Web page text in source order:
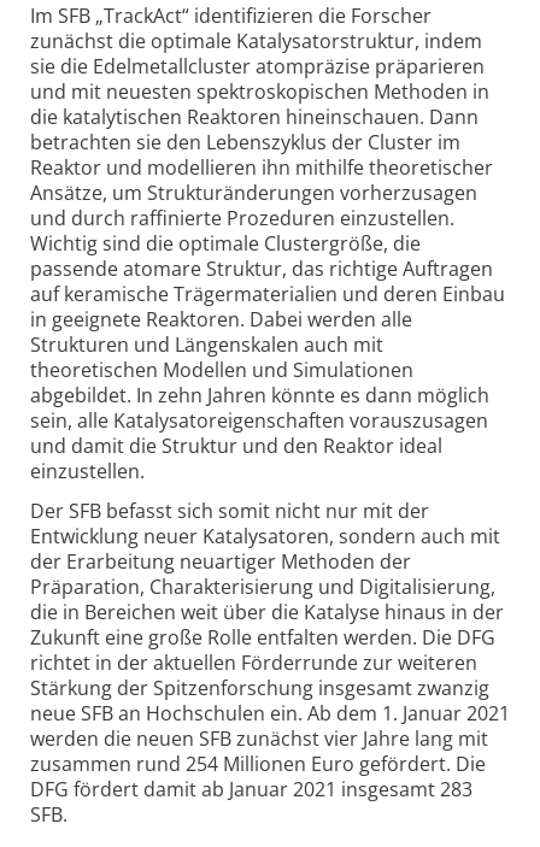
Im SFB „TrackAct“ identi­fizieren die Forscher
zunächst die optimale Katalysator­struktur, indem
sie die Edelmetall­cluster atompräzise präparieren
und mit neuesten spektro­skopischen Methoden in
die katalytischen Reaktoren hineinschauen. Dann
betrachten sie den Lebenszyklus der Cluster im
Reaktor und modellieren ihn mithilfe theoretischer
Ansätze, um Struktur­änderungen vorherzusagen
und durch raffinierte Prozeduren einzustellen.
Wichtig sind die optimale Clustergröße, die
passende atomare Struktur, das richtige Auftragen
auf keramische Träger­materialien und deren Einbau
in geeignete Reaktoren. Dabei werden alle
Strukturen und Längenskalen auch mit
theoretischen Modellen und Simulationen
abgebildet. In zehn Jahren könnte es dann möglich
sein, alle Katalysator­eigenschaften vorauszusagen
und damit die Struktur und den Reaktor ideal
einzustellen.
Der SFB befasst sich somit nicht nur mit der
Entwicklung neuer Katalysatoren, sondern auch mit
der Erarbeitung neuartiger Methoden der
Präparation, Charak­terisierung und Digi­talisierung,
die in Bereichen weit über die Katalyse hinaus in der
Zukunft eine große Rolle entfalten werden. Die DFG
richtet in der aktuellen Förderrunde zur weiteren
Stärkung der Spitzen­forschung insgesamt zwanzig
neue SFB an Hochschulen ein. Ab dem 1. Januar 2021
werden die neuen SFB zunächst vier Jahre lang mit
zusammen rund 254 Millionen Euro gefördert. Die
DFG fördert damit ab Januar 2021 insgesamt 283
SFB.